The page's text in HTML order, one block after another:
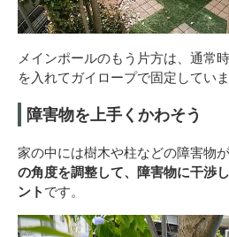
メインポールのもう片方は、通常
を入れてガイロープで固定していま
障害物を上手くかわそう
家の中には樹木や柱などの障害物が
の角度を調整して、障害物に干渉
ント です。